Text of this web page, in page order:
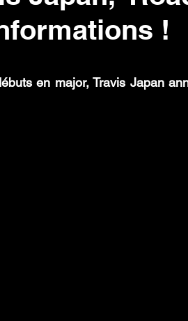
!
en major, Travis Japan